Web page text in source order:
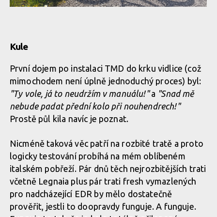
Pro srovnání, předepnutá a nepředepnutá pružina
Pro srovnání, předepnutá a nepředepnutá pružina
Rimpact Tuned Mass Damper je konstrukčně jednoduché
zařízení, pokud je namontováno na kole, je v podstatě
neviditelné. Prozrazuje ho jen víčko na hlavové trubce.
Rimpact Tuned Mass Damper je konstrukčně jednoduché
zařízení, pokud je namontováno na kole, je v podstatě
neviditelné. Prozrazuje ho jen víčko na hlavové trubce.
Rimpact Tuned Mass Damper je konstrukčně jednoduché
Kule
První dojem po instalaci TMD do krku vidlice (což
mimochodem není úplně jednoduchý proces) byl:
"Ty vole, já to neudržím v manuálu!"a "Snad mě
nebude padat přední kolo při nouhendrech!"
Prostě půl kila navíc je poznat.
Nicméně taková věc patří na rozbité tratě a proto
logicky testování probíhá na mém oblíbeném
italském pobřeží. Pár dnů těch nejrozbitějších trati
včetně Legnaia plus pár trati fresh vymazlených
pro nadcházející EDR by mělo dostatečně
prověřit, jestli to doopravdy funguje. A funguje.